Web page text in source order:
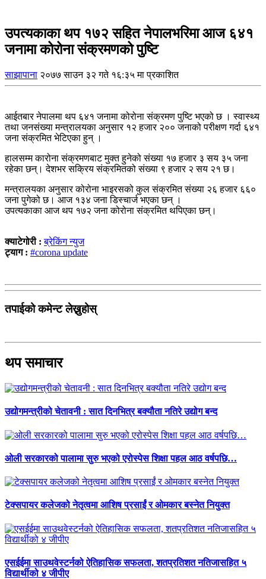
उपत्यकाका थप १७२ सहित नेपालभरिमा आज ६४१
जनामा कोरोना संक्रमणको पुष्टि
साझापाना २०७७ साउन ३२ गते १६:३५ मा प्रकाशित
आईतबार नेपालमा थप ६४१ जनामा कोरोना संक्रमण पुष्टि भएको छ । स्वास्थ्य
तथा जनसंख्या मन्त्रालयका अनुसार १२ हजार २०० जनाको परीक्षण गर्दा ६४१
जना संक्रमित भेटिएका हुन् ।
हालसम्म कारोना संक्रमणबाट मुक्त हुनेको संख्या १७ हजार ३ सय ३५ जना
रहेका छन्। देशभर सक्रिय संक्रमितको संख्या ९ हजार २ सय २१ छ।
मन्त्रालयका अनुसार कोरोना भाइरसको कुल संक्रमित संख्या २६ हजार ६६०
जना पुगेको छ। आज १३४ जना डिस्चार्ज भएका छन् ।
उपत्यकाका आज थप १७२ जना कोरोना संक्रमित थपिएका छन्।
क्याटेगोरी :ब्रेकिंग न्युज
ट्याग : #corona update
तपाईको कमेन्ट लेख्नुहोस्
थप समाचार
उद्योगमन्त्रीको चेतावनी : सात दिनभित्र बक्यौता नतिरे उद्योग बन्द
ओली सरकारको पालामा सुरु भएको एरोस्पेस शिक्षा पहल आठ वर्षपछि…
टेक्सपायर कलेजको नेतृत्वमा आशिष प्रसाईं र ओमकार बस्नेत नियुक्त
एसईईमा साउथवेस्टर्नको ऐतिहासिक सफलता, शतप्रतिशत नतिजासहित ५
विद्यार्थीको ४ जीपीए